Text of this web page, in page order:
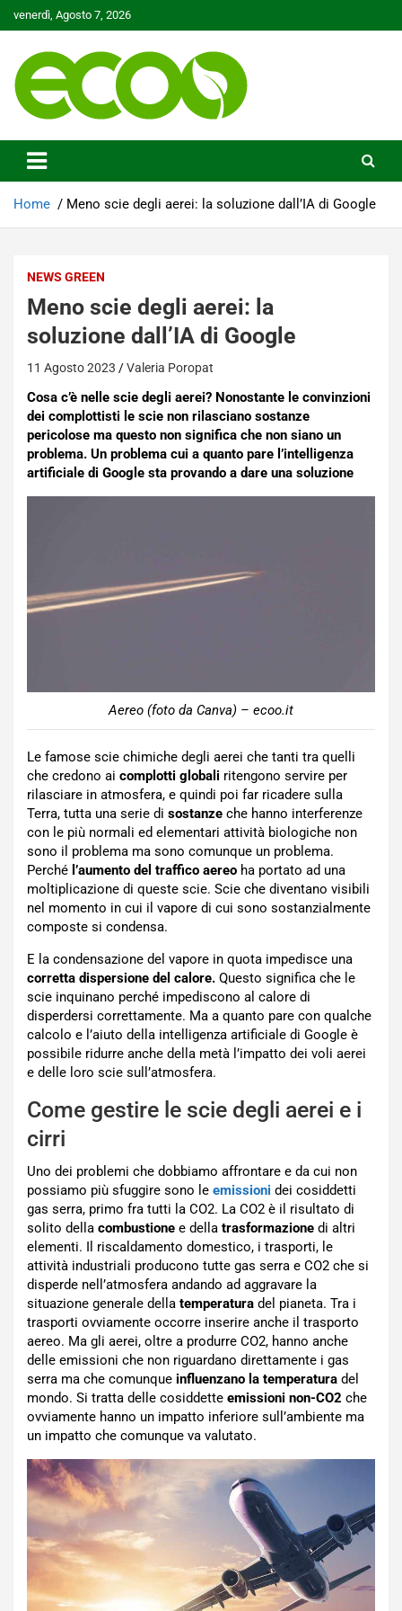
to
venerdì, Agosto 7, 2026
Ecoo.it
Home Meno scie degli aerei: la soluzione dall’IA di Google
NEWS GREEN
Meno scie degli aerei: la
soluzione dall’IA di Google
11 Agosto 2023 Valeria Poropat
Cosa c’è nelle scie degli aerei? Nonostante le convinzioni
dei complottisti le scie non rilasciano sostanze
pericolose ma questo non significa che non siano un
problema. Un problema cui a quanto pare l’intelligenza
artificiale di Google sta provando a dare una soluzione
Aereo (foto da Canva) – ecoo.it
Le famose scie chimiche degli aerei che tanti tra quelli
che credono ai complotti globali ritengono servire per
rilasciare in atmosfera, e quindi poi far ricadere sulla
Terra, tutta una serie di sostanze che hanno interferenze
con le più normali ed elementari attività biologiche non
sono il problema ma sono comunque un problema.
Perché l’aumento del traffico aereo ha portato ad una
moltiplicazione di queste scie. Scie che diventano visibili
nel momento in cui il vapore di cui sono sostanzialmente
composte si condensa.
E la condensazione del vapore in quota impedisce una
corretta dispersione del calore. Questo significa che le
scie inquinano perché impediscono al calore di
disperdersi correttamente. Ma a quanto pare con qualche
calcolo e l’aiuto della intelligenza artificiale di Google è
possibile ridurre anche della metà l’impatto dei voli aerei
e delle loro scie sull’atmosfera.
Come gestire le scie degli aerei e i
cirri
Uno dei problemi che dobbiamo affrontare e da cui non
possiamo più sfuggire sono le emissioni dei cosiddetti
gas serra, primo fra tutti la CO2. La CO2 è il risultato di
solito della combustione e della trasformazione di altri
elementi. Il riscaldamento domestico, i trasporti, le
attività industriali producono tutte gas serra e CO2 che si
disperde nell’atmosfera andando ad aggravare la
situazione generale della temperatura del pianeta. Tra i
trasporti ovviamente occorre inserire anche il trasporto
aereo. Ma gli aerei, oltre a produrre CO2, hanno anche
delle emissioni che non riguardano direttamente i gas
serra ma che comunque influenzano la temperatura del
mondo. Si tratta delle cosiddette emissioni non-CO2 che
ovviamente hanno un impatto inferiore sull’ambiente ma
un impatto che comunque va valutato.